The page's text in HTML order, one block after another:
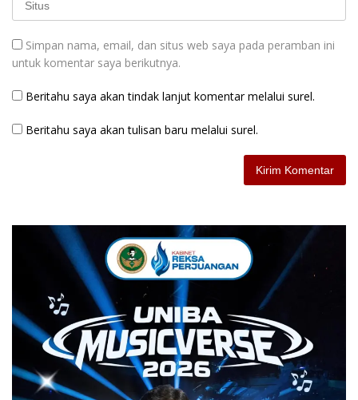
Simpan nama, email, dan situs web saya pada peramban ini
untuk komentar saya berikutnya.
Beritahu saya akan tindak lanjut komentar melalui surel.
Beritahu saya akan tulisan baru melalui surel.